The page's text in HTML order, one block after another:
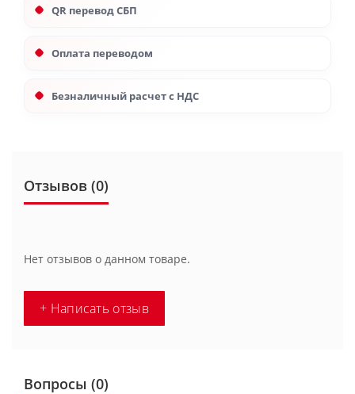
QR перевод СБП
Оплата переводом
Безналичный расчет с НДС
Отзывов (0)
Нет отзывов о данном товаре.
+ Написать отзыв
Вопросы (0)